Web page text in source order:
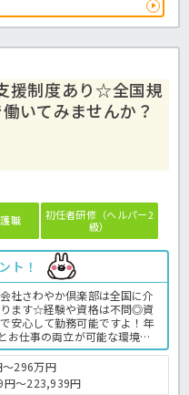
援制度あり☆全国規
いてみませんか？
職
初任者研修（ヘルパー2
級）
ト！
社さわやか倶楽部は全国に介
ます☆経験や資格は不問◎資
安心して勤務可能ですよ！年
お仕事の両立が可能な環境に
とも可能で、65歳以降も条件
す〇求人が気になる方は是非
料老人ホームでの介護業務全
ームの求人＞
296万円
円～223,939円